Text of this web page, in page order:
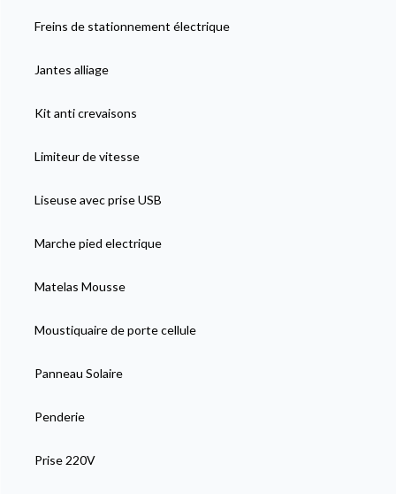
Freins de stationnement électrique
Jantes alliage
Kit anti crevaisons
Limiteur de vitesse
Liseuse avec prise USB
Marche pied electrique
Matelas Mousse
Moustiquaire de porte cellule
Panneau Solaire
Penderie
Prise 220V